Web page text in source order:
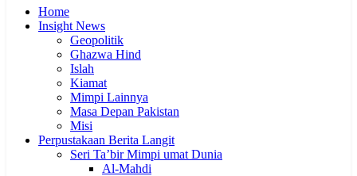
Home
Insight News
Geopolitik
Ghazwa Hind
Islah
Kiamat
Mimpi Lainnya
Masa Depan Pakistan
Misi
Perpustakaan Berita Langit
Seri Ta’bir Mimpi umat Dunia
Al-Mahdi